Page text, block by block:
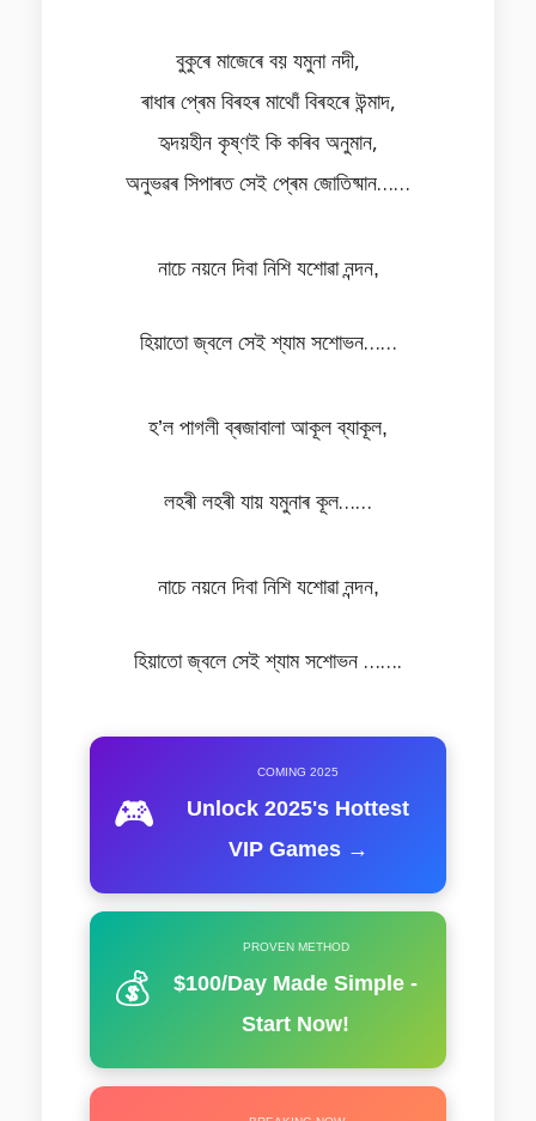
বুকুৰে মাজেৰে বয় যমুনা নদী,
ৰাধাৰ প্ৰেম বিৰহৰ মাথোঁ বিৰহৰে উন্মাদ,
হৃদয়হীন কৃষ্ণই কি কৰিব অনুমান,
অনুভৱৰ সিপাৰত সেই প্ৰেম জোতিষ্মান……
নাচে নয়নে দিবা নিশি যশোৱা নন্দন,
হিয়াতো জ্বলে সেই শ্যাম সশোভন……
হ’ল পাগলী ব্ৰজাবালা আকূল ব্যাকূল,
লহৰী লহৰী যায় যমুনাৰ কূল……
নাচে নয়নে দিবা নিশি যশোৱা নন্দন,
হিয়াতো জ্বলে সেই শ্যাম সশোভন …….
🎮
COMING 2025
Unlock 2025's Hottest
VIP Games →
💰
PROVEN METHOD
$100/Day Made Simple -
Start Now!